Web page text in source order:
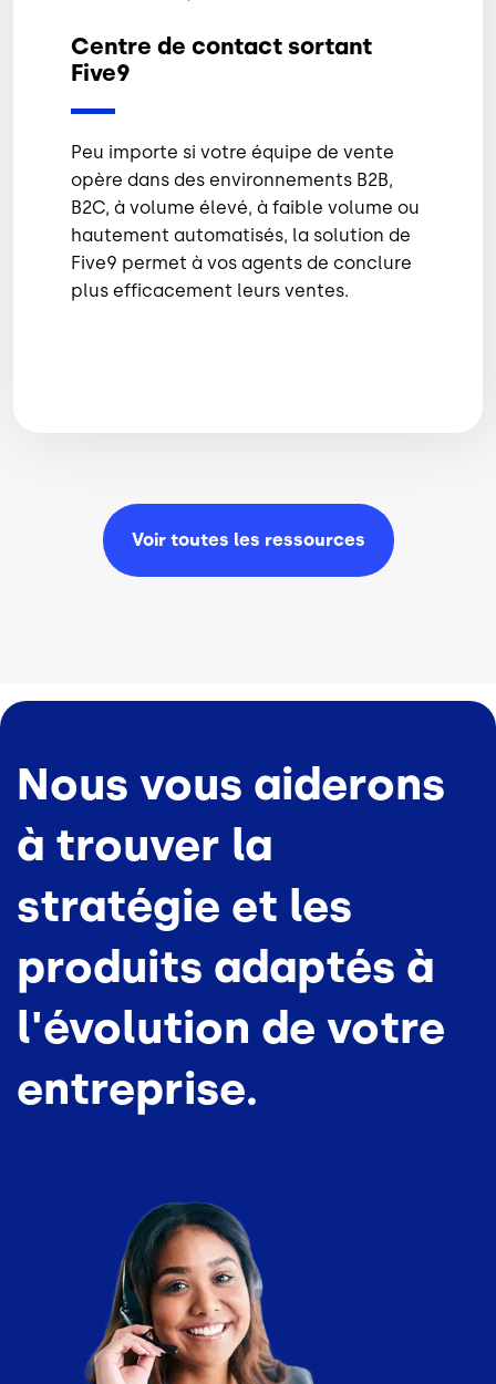
Centre de contact sortant
Five9
Peu importe si votre équipe de vente
opère dans des environnements B2B,
B2C, à volume élevé, à faible volume ou
hautement automatisés, la solution de
Five9 permet à vos agents de conclure
plus efficacement leurs ventes.
Voir toutes les ressources
Nous vous aiderons
à trouver la
stratégie et les
produits adaptés à
l'évolution de votre
entreprise.